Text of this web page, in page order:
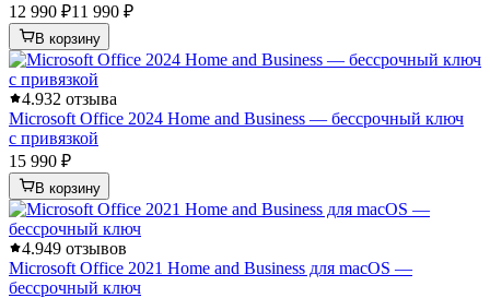
12 990 ₽11 990 ₽
В корзину
4.932 отзыва
Microsoft Office 2024 Home and Business — бессрочный ключ
с привязкой
15 990 ₽
В корзину
4.949 отзывов
Microsoft Office 2021 Home and Business для macOS —
бессрочный ключ